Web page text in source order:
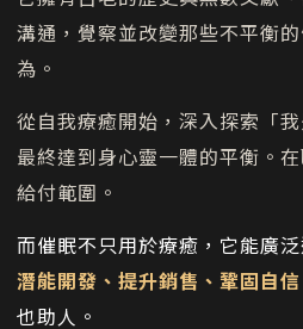
溝通，覺察並改變那些不平衡
為。
從自我療癒開始，深入探索「
最終達到身心靈一體的平衡。
給付範圍。
而催眠不只用於療癒，它能廣
潛能開發、提升銷售、鞏固自
也助人。